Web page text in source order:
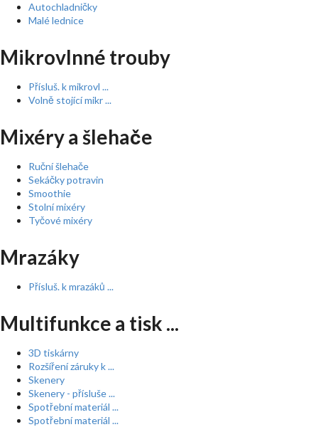
Autochladničky
Malé lednice
Mikrovlnné trouby
Přísluš. k mikrovl ...
Volně stojící mikr ...
Mixéry a šlehače
Ruční šlehače
Sekáčky potravin
Smoothie
Stolní mixéry
Tyčové mixéry
Mrazáky
Přísluš. k mrazáků ...
Multifunkce a tisk ...
3D tiskárny
Rozšíření záruky k ...
Skenery
Skenery - přísluše ...
Spotřební materiál ...
Spotřební materiál ...